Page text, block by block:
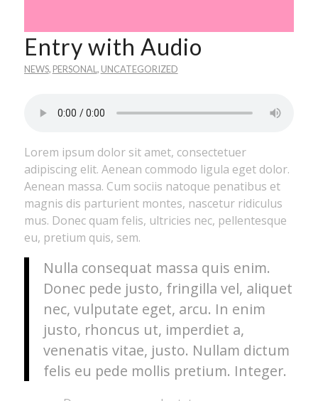
Entry with Audio
NEWS, PERSONAL , UNCATEGORIZED
Lorem ipsum dolor sit amet, consectetuer
adipiscing elit. Aenean commodo ligula eget dolor.
Aenean massa. Cum sociis natoque penatibus et
magnis dis parturient montes, nascetur ridiculus
mus. Donec quam felis, ultricies nec, pellentesque
eu, pretium quis, sem.
Nulla consequat massa quis enim.
Donec pede justo, fringilla vel, aliquet
nec, vulputate eget, arcu. In enim
justo, rhoncus ut, imperdiet a,
venenatis vitae, justo. Nullam dictum
felis eu pede mollis pretium. Integer.